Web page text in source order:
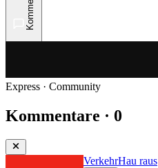
Express · Community
Kommentare · 0
VerkehrHau raus